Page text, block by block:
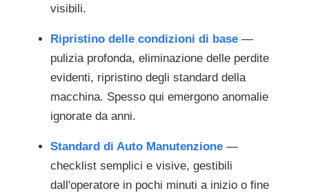
visibili.
Ripristino delle condizioni di base—
pulizia profonda, eliminazione delle perdite
evidenti, ripristino degli standard della
macchina. Spesso qui emergono anomalie
ignorate da anni.
Standard di Auto Manutenzione—
checklist semplici e visive, gestibili
dall'operatore in pochi minuti a inizio o fine